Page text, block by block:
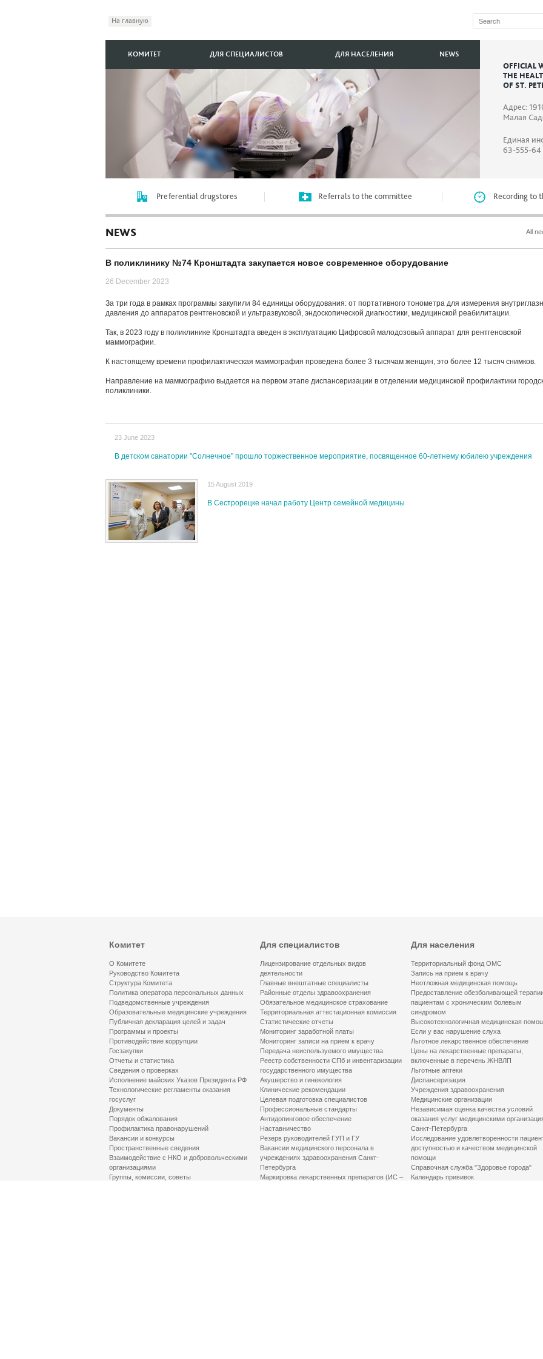
На главную
OFFICIAL
THE
OF ST.
Адрес:
Малая
Единая
63-555-64
КОМИТЕТ ДЛЯ СПЕЦИАЛИСТОВ ДЛЯ НАСЕЛЕНИЯ NEWS
Preferential drugstores Referrals to the committee Recording to
NEWS All
В поликлинику №74 Кронштадта закупается новое современное оборудование
26 December 2023
За три года в рамках программы закупили 84 единицы оборудования: от портативного тонометра для измерения
давления до аппаратов рентгеновской и ультразвуковой, эндоскопической диагностики, медицинской реабилитации.
Так, в 2023 году в поликлинике Кронштадта введен в эксплуатацию Цифровой малодозовый аппарат для рентгеновской
маммографии.
К настоящему времени профилактическая маммография проведена более 3 тысячам женщин, это более 12 тысяч снимков.
Направление на маммографию выдается на первом этапе диспансеризации в отделении медицинской профилактики
поликлиники.
23 June 2023
В детском санатории "Солнечное" прошло торжественное мероприятие, посвященное 60-летнему юбилею учреждения
15 August 2019
В Сестрорецке начал работу Центр семейной медицины
Комитет
О Комитете
Руководство Комитета
Структура Комитета
Политика оператора персональных данных
Подведомственные учреждения
Образовательные медицинские учреждения
Публичная декларация целей и задач
Программы и проекты
Противодействие коррупции
Госзакупки
Отчеты и статистика
Сведения о проверках
Исполнение майских Указов Президента РФ
Технологические регламенты оказания
госуслуг
Документы
Порядок обжалования
Профилактика правонарушений
Вакансии и конкурсы
Пространственные сведения
Взаимодействие с НКО и добровольческими
организациями
Группы, комиссии, советы
Для специалистов
Лицензирование отдельных видов
деятельности
Главные внештатные специалисты
Районные отделы здравоохранения
Обязательное медицинское страхование
Территориальная аттестационная комиссия
Статистические отчеты
Мониторинг заработной платы
Мониторинг записи на прием к врачу
Передача неиспользуемого имущества
Реестр собственности СПб и инвентаризации
государственного имущества
Акушерство и гинекология
Клинические рекомендации
Целевая подготовка специалистов
Профессиональные стандарты
Антидопинговое обеспечение
Наставничество
Резерв руководителей ГУП и ГУ
Вакансии медицинского персонала в
учреждениях здравоохранения Санкт-
Петербурга
Маркировка лекарственных препаратов (ИС –
Для населения
Территориальный фонд ОМС
Запись на прием к врачу
Неотложная медицинская помощь
Предоставление обезболивающей
пациентам с хроническим болевым
синдромом
Высокотехнологичная медицинская
Если у вас нарушение слуха
Льготное лекарственное обеспечение
Цены на лекарственные препараты,
включенные в перечень ЖНВЛП
Льготные аптеки
Диспансеризация
Учреждения здравоохранения
Медицинские организации
Независимая оценка качества условий
оказания услуг медицинскими
Санкт-Петербурга
Исследование удовлетворенности
доступностью и качеством медицинской
помощи
Справочная служба "Здоровье города"
Календарь прививок